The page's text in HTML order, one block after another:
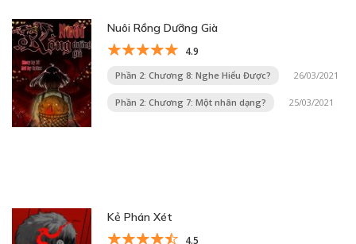
Nuôi Rồng Dưỡng Già
4.9
Phần 2: Chương 8: Nghe Hiểu Được? 26/03/2021
Phần 2: Chương 7: Một nhân dạng? 25/03/2021
Kẻ Phán Xét
4.5